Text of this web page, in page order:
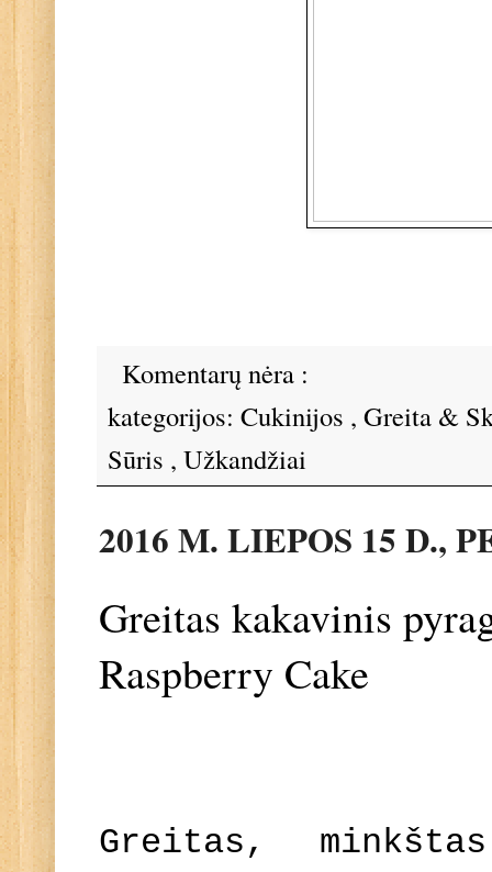
Komentarų nėra :
kategorijos: Cukinijos , Greita &
Sūris , Užkandžiai
2016 M. LIEPOS 15 D.,
Greitas kakavinis
Raspberry Cake
Greitas,